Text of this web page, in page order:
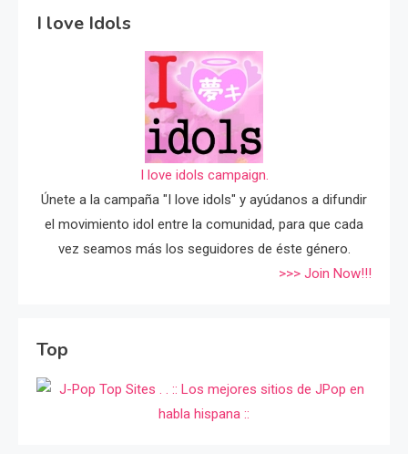
I love Idols
I love idols campaign.
Únete a la campaña "I love idols" y ayúdanos a difundir
el movimiento idol entre la comunidad, para que cada
vez seamos más los seguidores de éste género.
>>> Join Now!!!
Top